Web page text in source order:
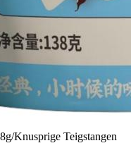
Knusprige Teigstangen